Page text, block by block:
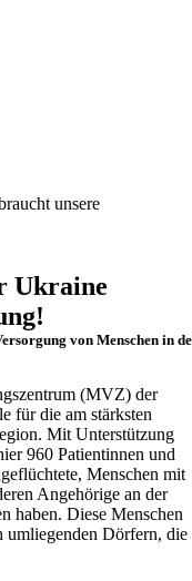
unsere
Ukraine
von Menschen in
(MVZ) der
für die am stärksten
Mit Unterstützung
960 Patientinnen und
Menschen mit
Angehörige an der
haben. Diese Menschen
umliegenden Dörfern, die